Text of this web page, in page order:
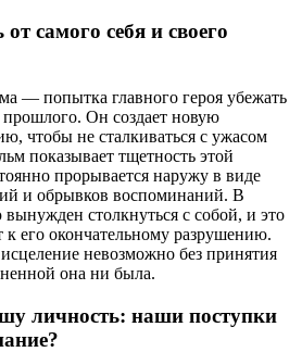
самого себя и своего
— попытка главного героя убежать
Он создает новую
чтобы не сталкиваться с ужасом
показывает тщетность этой
прорывается наружу в виде
и обрывков воспоминаний. В
столкнуться с собой, и это
к его окончательному разрушению.
невозможно без принятия
она ни была.
личность: наши поступки